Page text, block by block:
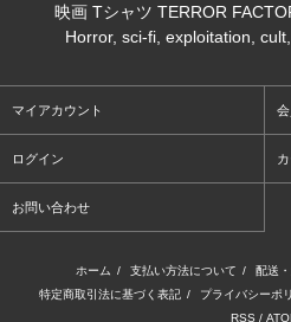
映画 Tシャツ TERROR
Horror, sci-fi, exploitation,
マイアカウント
ログイン
お問い合わせ
ホーム / 支払い方法について / 配送
特定商取引法に基づく表記 / プライバシーポ
RSS /